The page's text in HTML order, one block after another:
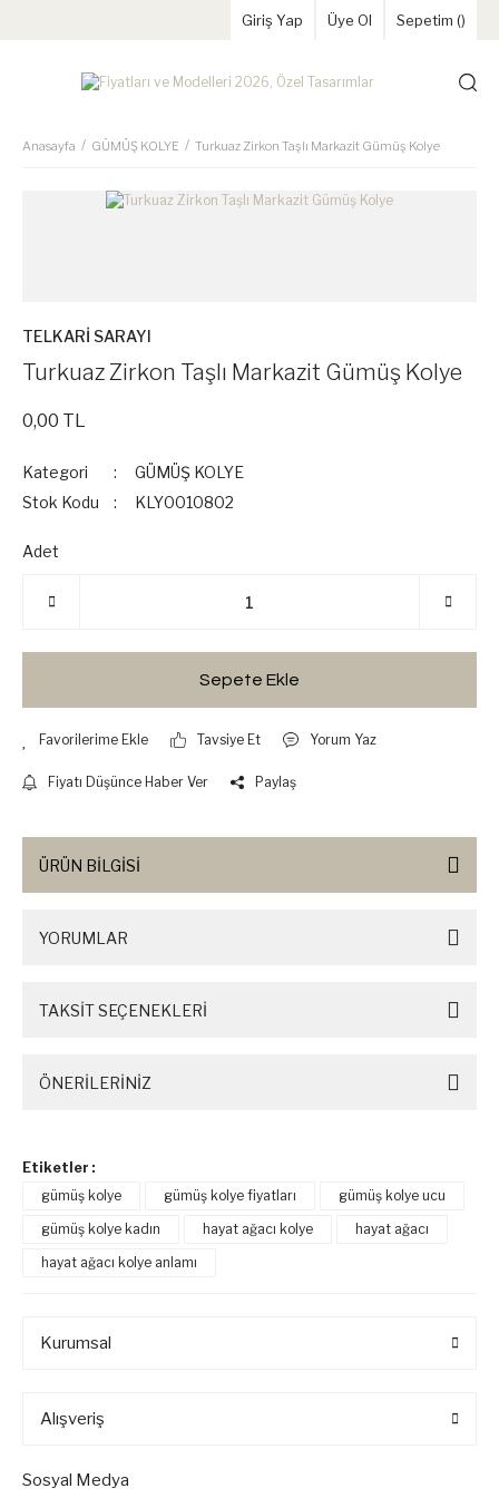
Giriş Yap Üye Ol Sepetim ()
Anasayfa GÜMÜŞ KOLYE Turkuaz Zirkon Taşlı Markazit Gümüş Kolye
TELKARİ SARAYI
Turkuaz Zirkon Taşlı Markazit Gümüş Kolye
0,00 TL
Kategori
GÜMÜŞ KOLYE
Stok Kodu
KLY0010802
Adet
Sepete Ekle
Tavsiye Et Yorum Yaz
Fiyatı Düşünce Haber Ver Paylaş
ÜRÜN BİLGİSİ
YORUMLAR
TAKSİT SEÇENEKLERİ
ÖNERİLERİNİZ
Etiketler :
gümüş kolye
gümüş kolye fiyatları
gümüş kolye ucu
gümüş kolye kadın
hayat ağacı kolye
hayat ağacı
hayat ağacı kolye anlamı
Kurumsal
Alışveriş
Sosyal Medya